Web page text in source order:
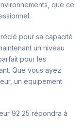
que ce
pour sa capacité
un niveau
pour les
Que vous ayez
un équipement
92 25 répondra à